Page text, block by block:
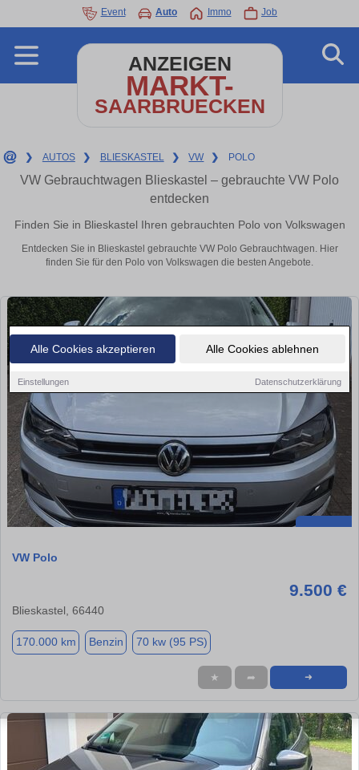
Alle Cookies akzeptieren Alle Cookies ablehnen
Einstellungen Datenschutzerklärung
Event Auto Immo Job
ANZEIGEN
MARKT-
SAARBRUECKEN
❯ AUTOS ❯ BLIESKASTEL ❯ VW ❯ POLO
VW Gebrauchtwagen Blieskastel – gebrauchte VW Polo
entdecken
Finden Sie in Blieskastel Ihren gebrauchten Polo von Volkswagen
Entdecken Sie in Blieskastel gebrauchte VW Polo Gebrauchtwagen. Hier
finden Sie für den Polo von Volkswagen die besten Angebote.
VW Polo
9.500 €
Blieskastel, 66440
170.000 km Benzin 70 kw (95 PS)
★ ➦ ➜